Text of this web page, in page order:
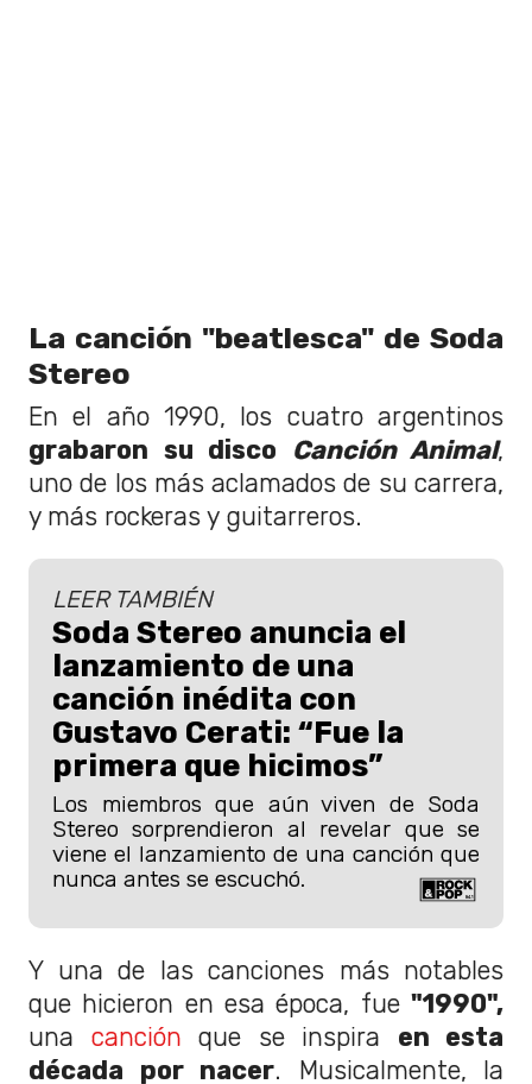
La canción "beatlesca" de Soda
Stereo
En el año 1990, los cuatro argentinos
grabaron su disco Canción Animal,
uno de los más aclamados de su carrera,
y más rockeras y guitarreros.
LEER TAMBIÉN
Soda Stereo anuncia el
lanzamiento de una
canción inédita con
Gustavo Cerati: “Fue la
primera que hicimos”
Los miembros que aún viven de Soda
Stereo sorprendieron al revelar que se
viene el lanzamiento de una canción que
nunca antes se escuchó.
Y una de las canciones más notables
que hicieron en esa época, fue "1990",
una canción que se inspira en esta
década por nacer. Musicalmente, la